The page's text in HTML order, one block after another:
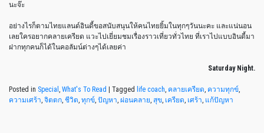
นะจ๊ะ
อย่างไรก็ตามไทยแลนด์อินดี้ขอสนับสนุนให้คนไทยยิ้มในทุกๆวันนะคะ และแน่นอน
เลยใครอยากคลายเครียด แวะไปเยี่ยมชมเรื่องราวเที่ยวทั่วไทย ที่เราไปแบบอินดี้มา
ฝากทุกคนก็ได้ในคอลัมน์ต่างๆได้เลยค่า
Saturday Night.
Posted in Special , What's To Read Tagged life coach, คลายเครียด, ความทุกข์,
ความเศร้า, จิตตก, ชีวิต, ทุกข์, ปัญหา, ผ่อนคลาย, สุข, เครียด, เศร้า, แก้ปัญหา